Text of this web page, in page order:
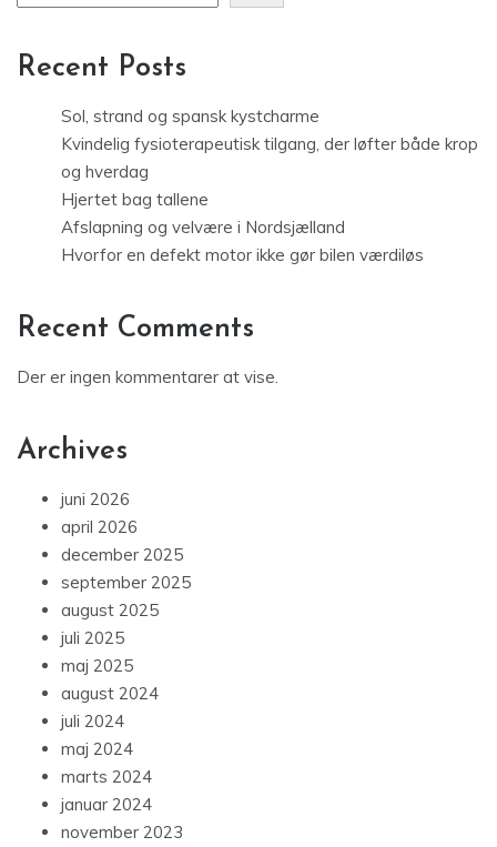
Recent Posts
Sol, strand og spansk kystcharme
Kvindelig fysioterapeutisk tilgang, der løfter både krop
og hverdag
Hjertet bag tallene
Afslapning og velvære i Nordsjælland
Hvorfor en defekt motor ikke gør bilen værdiløs
Recent Comments
Der er ingen kommentarer at vise.
Archives
juni 2026
april 2026
december 2025
september 2025
august 2025
juli 2025
maj 2025
august 2024
juli 2024
maj 2024
marts 2024
januar 2024
november 2023